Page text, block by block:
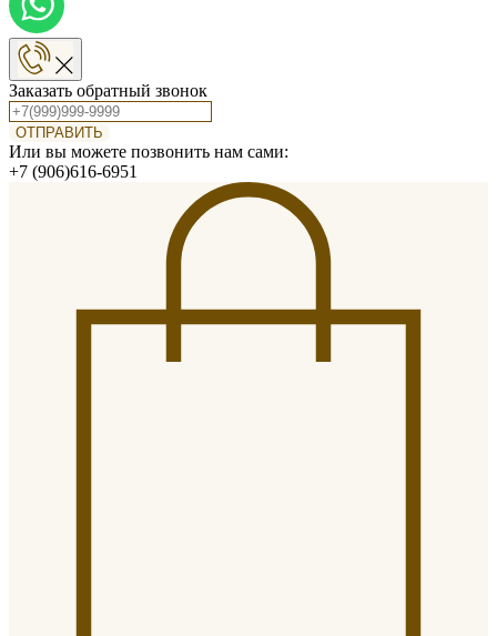
Заказать обратный звонок
ОТПРАВИТЬ
Или вы можете позвонить нам сами:
+7 (906)616-6951